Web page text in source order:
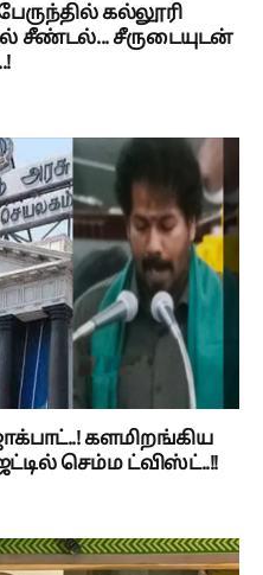
கல்லூரி
சீண்டல்... சீருடையுடன்
களமிறங்கிய
செம்ம ட்விஸ்ட்..!!